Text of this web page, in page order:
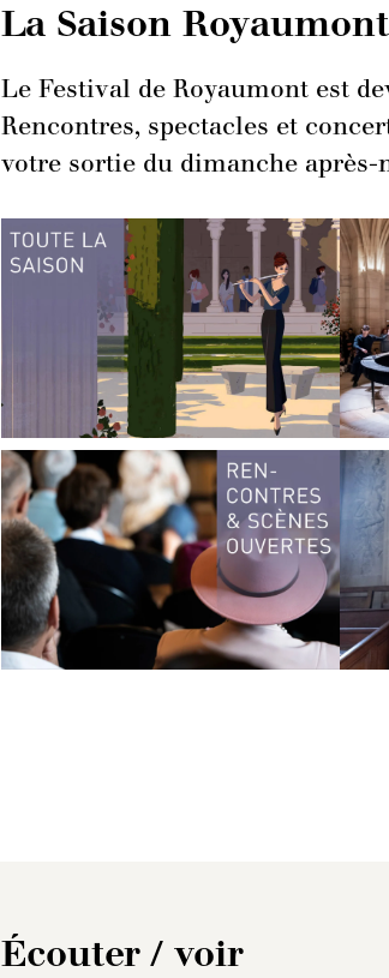
La Saison Royaumont
Le Festival de Royaumont est
Rencontres, spectacles et
votre sortie du dimanche
Écouter / voir